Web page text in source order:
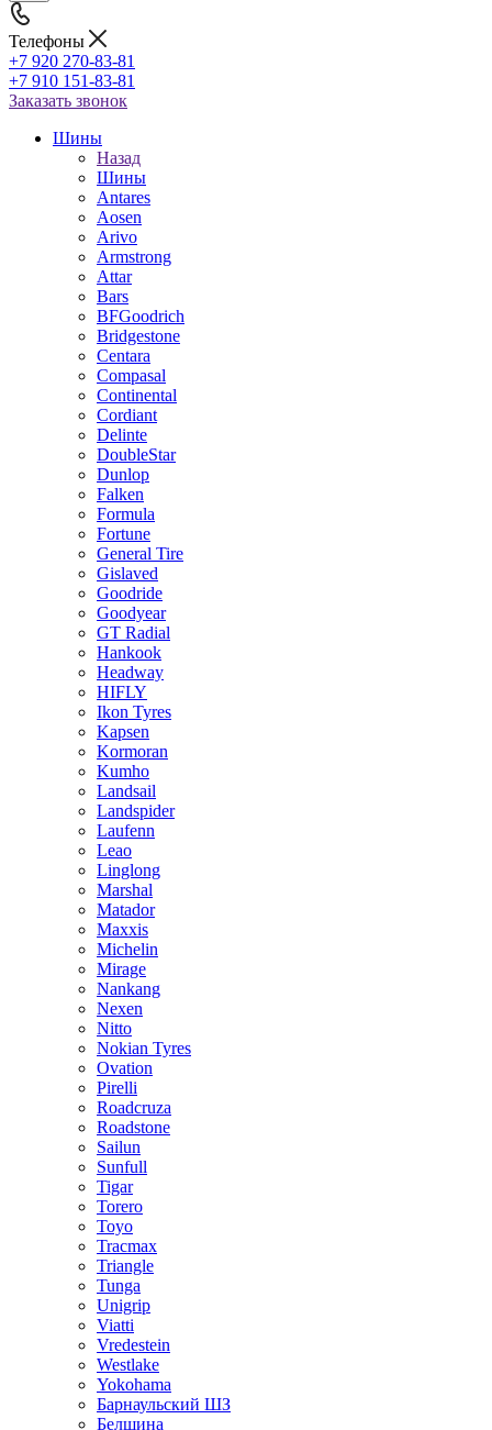
Телефоны
+7 920 270-83-81
+7 910 151-83-81
Заказать звонок
Шины
Назад
Шины
Antares
Aosen
Arivo
Armstrong
Attar
Bars
BFGoodrich
Bridgestone
Centara
Compasal
Continental
Cordiant
Delinte
DoubleStar
Dunlop
Falken
Formula
Fortune
General Tire
Gislaved
Goodride
Goodyear
GT Radial
Hankook
Headway
HIFLY
Ikon Tyres
Kapsen
Kormoran
Kumho
Landsail
Landspider
Laufenn
Leao
Linglong
Marshal
Matador
Maxxis
Michelin
Mirage
Nankang
Nexen
Nitto
Nokian Tyres
Ovation
Pirelli
Roadcruza
Roadstone
Sailun
Sunfull
Tigar
Torero
Toyo
Tracmax
Triangle
Tunga
Unigrip
Viatti
Vredestein
Westlake
Yokohama
Барнаульский ШЗ
Белшина